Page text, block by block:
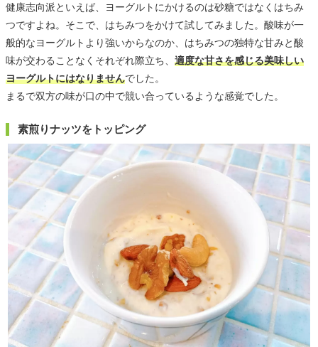
健康志向派といえば、ヨーグルトにかけるのは砂糖ではなくはちみ
つですよね。そこで、はちみつをかけて試してみました。酸味が一
般的なヨーグルトより強いからなのか、はちみつの独特な甘みと酸
味が交わることなくそれぞれ際立ち、 適度な甘さを感じる美味しい
ヨーグルトにはなりませんでした。
まるで双方の味が口の中で競い合っているような感覚でした。
素煎りナッツをトッピング